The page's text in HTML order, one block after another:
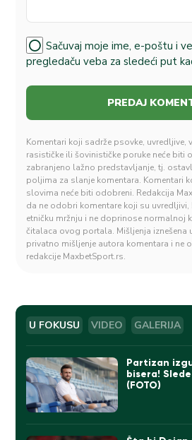
Sačuvaj moje ime, e-poštu i
pregledaču veba za sledeći put
Komentari koji sadrže psovke, uvredljive,
rasističke ili šovinističke poruke neće biti
zabranjeno lažno predstavljanje, tj.
poljima za slanje komentara. Komentari
slovima neće biti odobreni. Redakcija
da ne odobri komentare koji su
etničku mržnju i ne doprinose normalnoj
čitalaca ovog portala. Mišljenja iznešena
privatno mišljenje autora komentara i ne
redakcije MaxbetSport.rs.
U FOKUSU VIDEO GALERIJA
Partizan
bisera!
(FOTO)